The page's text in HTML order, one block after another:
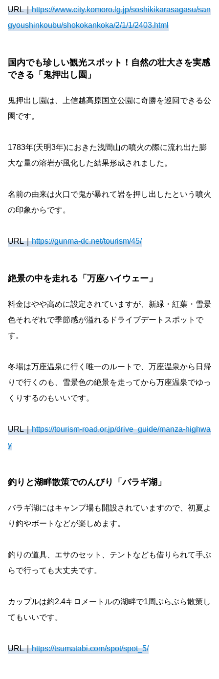
URL｜https://www.city.komoro.lg.jp/soshikikarasagasu/san
gyoushinkoubu/shokokankoka/2/1/1/2403.html
国内でも珍しい観光スポット！自然の壮大さを実感
できる「鬼押出し園」
鬼押出し園は、上信越高原国立公園に奇勝を巡回できる公
園です。
1783年(天明3年)におきた浅間山の噴火の際に流れ出た膨
大な量の溶岩が風化した結果形成されました。
名前の由来は火口で鬼が暴れて岩を押し出したという噴火
の印象からです。
URL｜https://gunma-dc.net/tourism/45/
絶景の中を走れる「万座ハイウェー」
料金はやや高めに設定されていますが、新緑・紅葉・雪景
色それぞれで季節感が溢れるドライブデートスポットで
す。
冬場は万座温泉に行く唯一のルートで、万座温泉から日帰
りで行くのも、雪景色の絶景を走ってから万座温泉でゆっ
くりするのもいいです。
URL｜https://tourism-road.or.jp/drive_guide/manza-highwa
y
釣りと湖畔散策でのんびり「バラギ湖」
バラギ湖にはキャンプ場も開設されていますので、初夏よ
り釣やボートなどが楽しめます。
釣りの道具、エサのセット、テントなども借りられて手ぶ
らで行っても大丈夫です。
カップルは約2.4キロメートルの湖畔で1周ぶらぶら散策し
てもいいです。
URL｜https://tsumatabi.com/spot/spot_5/